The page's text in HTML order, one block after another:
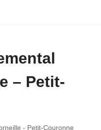
– Petit-
- Petit-Couronne